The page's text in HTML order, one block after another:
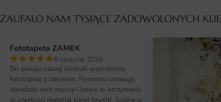
ZAUFAŁO NAM TYSIĄCE ZADOWOLONYCH
Fototapeta ZAMEK
6 sierpnia, 2026
Do pokoju naszej córeczki wybraliśmy
fototapetę z zamkiem. Pomocna obsługa
doradziła nam mocny i łatwy w utrzymaniu
w czystości materiał (vinyl brush). Ściana w